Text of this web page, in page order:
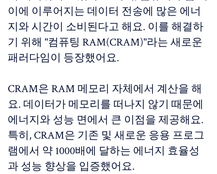
이에 이루어지는 데이터 전송에 많은 에너
지와 시간이 소비된다고 해요. 이를 해결하
기 위해 "컴퓨팅 RAM(CRAM)"라는 새로운
패러다임이 등장했어요.
CRAM은 RAM 메모리 자체에서 계산을 해
요. 데이터가 메모리를 떠나지 않기 때문에
에너지와 성능 면에서 큰 이점을 제공해요.
특히, CRAM은 기존 및 새로운 응용 프로그
램에서 약 1000배에 달하는 에너지 효율성
과 성능 향상을 입증했어요.